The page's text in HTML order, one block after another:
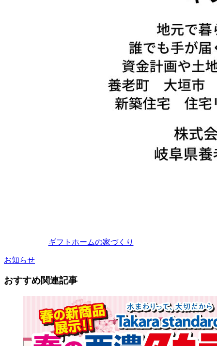
ギフトホームの家づくり
お知らせ
おすすめ関連記事